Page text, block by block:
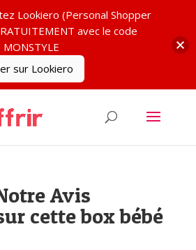
Avis
cette box bébé
Lookiero (Personal Shopper
avec le code
MONSTYLE
sur Lookiero